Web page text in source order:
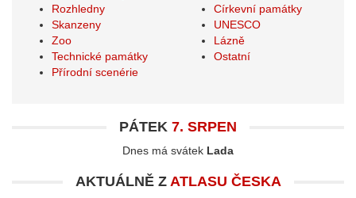
Rozhledny
Skanzeny
Zoo
Technické památky
Přírodní scenérie
Církevní památky
UNESCO
Lázně
Ostatní
PÁTEK 7. SRPEN
Dnes má svátek Lada
AKTUÁLNĚ Z ATLASU ČESKA